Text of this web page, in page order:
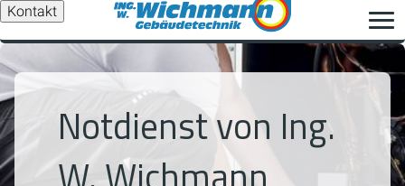
Kontakt
Notdienst von Ing.